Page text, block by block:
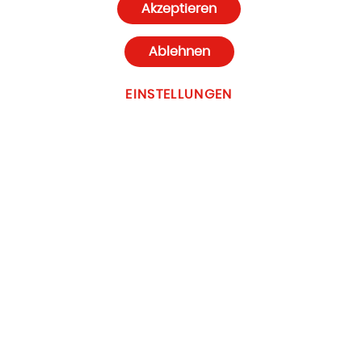
Cookie-Einstellungen
Akzeptieren
EINSTELLUNGEN
Ablehnen